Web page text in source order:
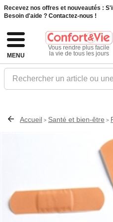
Recevez nos offres et nouveautés :
Besoin d'aide ? Contactez-nous !
MENU
Vous rendre plus facile
la vie de tous les jours
Rechercher un article ou
Accueil > Santé et bien-être >